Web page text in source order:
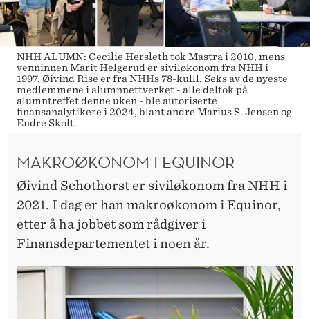
NHH ALUMN: Cecilie Hersleth tok Mastra i 2010, mens
venninnen Marit Helgerud er siviløkonom fra NHH i
1997. Øivind Rise er fra NHHs 78-kulll. Seks av de nyeste
medlemmene i alumnnettverket - alle deltok på
alumntreffet denne uken - ble autoriserte
finansanalytikere i 2024, blant andre Marius S. Jensen og
Endre Skolt.
MAKROØKONOM I EQUINOR
Øivind Schothorst er siviløkonom fra NHH i
2021. I dag er han makroøkonom i Equinor,
etter å ha jobbet som rådgiver i
Finansdepartementet i noen år.